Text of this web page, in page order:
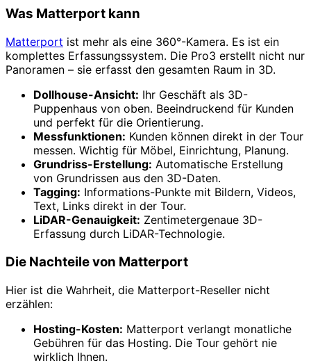
Was Matterport kann
Matterport ist mehr als eine 360°-Kamera. Es ist ein
komplettes Erfassungssystem. Die Pro3 erstellt nicht nur
Panoramen – sie erfasst den gesamten Raum in 3D.
Dollhouse-Ansicht: Ihr Geschäft als 3D-
Puppenhaus von oben. Beeindruckend für Kunden
und perfekt für die Orientierung.
Messfunktionen: Kunden können direkt in der Tour
messen. Wichtig für Möbel, Einrichtung, Planung.
Grundriss-Erstellung: Automatische Erstellung
von Grundrissen aus den 3D-Daten.
Tagging: Informations-Punkte mit Bildern, Videos,
Text, Links direkt in der Tour.
LiDAR-Genauigkeit: Zentimetergenaue 3D-
Erfassung durch LiDAR-Technologie.
Die Nachteile von Matterport
Hier ist die Wahrheit, die Matterport-Reseller nicht
erzählen:
Hosting-Kosten: Matterport verlangt monatliche
Gebühren für das Hosting. Die Tour gehört nie
wirklich Ihnen.